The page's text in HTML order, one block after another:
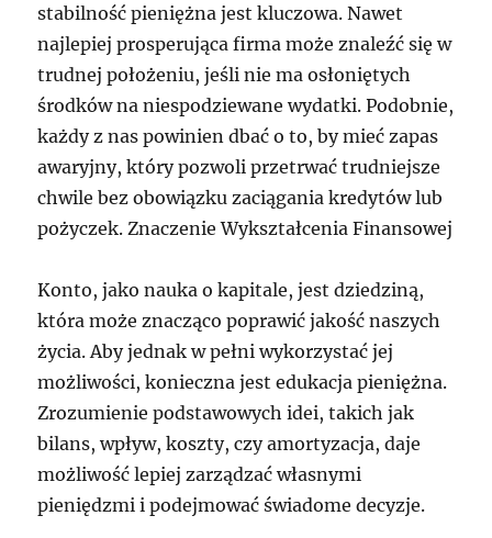
stabilność pieniężna jest kluczowa. Nawet
najlepiej prosperująca firma może znaleźć się w
trudnej położeniu, jeśli nie ma osłoniętych
środków na niespodziewane wydatki. Podobnie,
każdy z nas powinien dbać o to, by mieć zapas
awaryjny, który pozwoli przetrwać trudniejsze
chwile bez obowiązku zaciągania kredytów lub
pożyczek. Znaczenie Wykształcenia Finansowej
Konto, jako nauka o kapitale, jest dziedziną,
która może znacząco poprawić jakość naszych
życia. Aby jednak w pełni wykorzystać jej
możliwości, konieczna jest edukacja pieniężna.
Zrozumienie podstawowych idei, takich jak
bilans, wpływ, koszty, czy amortyzacja, daje
możliwość lepiej zarządzać własnymi
pieniędzmi i podejmować świadome decyzje.